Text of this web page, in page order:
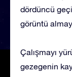
dördüncü
görüntü
Çalışmayı
gezegenin